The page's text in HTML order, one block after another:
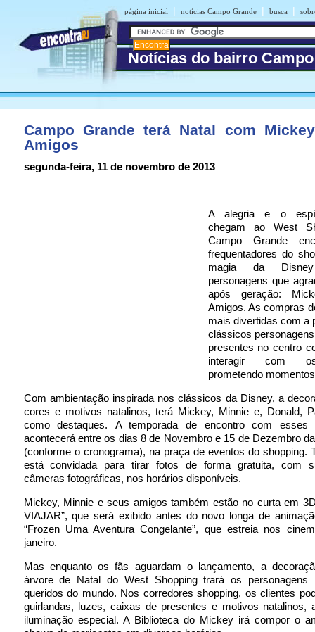
página inicial | notícias Campo Grande | busca |
Notícias do bairro
Campo Grande terá Natal com
Amigos
segunda-feira, 11 de novembro de 2013
A alegria e o
chegam ao West
Campo Grande
frequentadores do
magia da
personagens que
após geração:
Amigos. As compras
mais divertidas com a
clássicos
presentes no centro
interagir com
prometendo
Com ambientação inspirada nos clássicos da Disney, a
cores e motivos natalinos, terá Mickey, Minnie e, Donald,
como destaques. A temporada de encontro com esses
acontecerá entre os dias 8 de Novembro e 15 de Dezembro
(conforme o cronograma), na praça de eventos do shopping.
está convidada para tirar fotos de forma gratuita, com
câmeras fotográficas, nos horários disponíveis.
Mickey, Minnie e seus amigos também estão no curta em
VIAJAR”, que será exibido antes do novo longa de
“Frozen Uma Aventura Congelante”, que estreia nos
janeiro.
Mas enquanto os fãs aguardam o lançamento, a
árvore de Natal do West Shopping trará os personagens
queridos do mundo. Nos corredores shopping, os clientes
guirlandas, luzes, caixas de presentes e motivos natalinos,
iluminação especial. A Biblioteca do Mickey irá compor o